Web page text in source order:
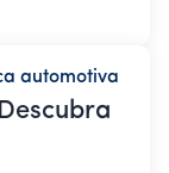
automotiva